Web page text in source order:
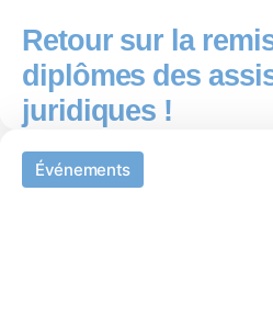
Retour sur la
diplômes des
juridiques !
Événements